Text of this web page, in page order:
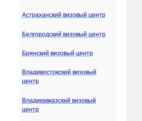
Астраханский визовый центр
Белгородский визовый центр
Брянский визовый центр
Владивостокский визовый
центр
Владикавказский визовый
центр